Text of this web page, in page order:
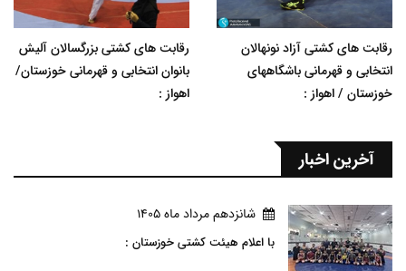
رقابت های کشتی آزاد نونهالان
انتخابی و قهرمانی باشگاههای
خوزستان / اهواز :
رقابت های کشتی بزرگسالان آلیش
بانوان انتخابی و قهرمانی خوزستان/
اهواز :
آخرین اخبار
شانزدهم مرداد ماه 1405
با اعلام هیئت کشتی خوزستان :